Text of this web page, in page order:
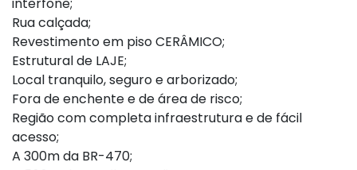
interfone;
Rua calçada;
Revestimento em piso CERÂMICO;
Estrutural de LAJE;
Local tranquilo, seguro e arborizado;
Fora de enchente e de área de risco;
Região com completa infraestrutura e de fácil
acesso;
A 300m da BR-470;